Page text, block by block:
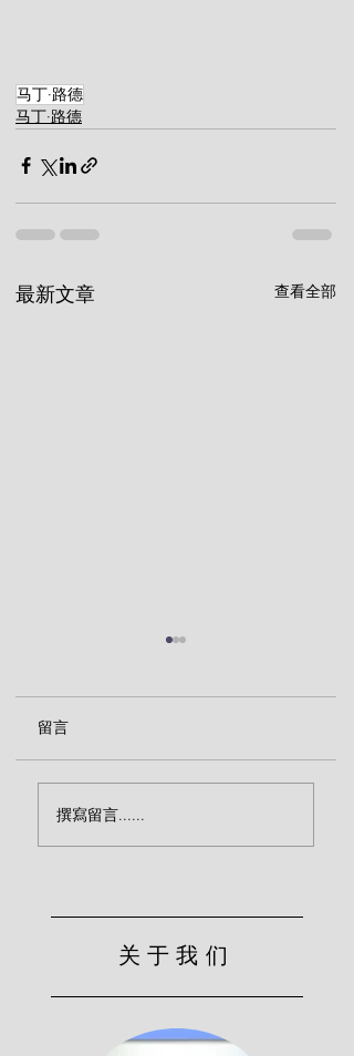
马丁·路德
马丁·路德
最新文章 查看全部
路德）
留言
撰寫留言......
关于我们